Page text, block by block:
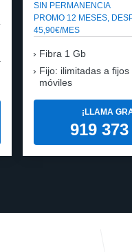
SIN PERMANENCIA
PROMO 12 MESES,
45,90€/MES
Fibra 1 Gb
Fijo: ilimitadas a
móviles
¡LLAMA
919